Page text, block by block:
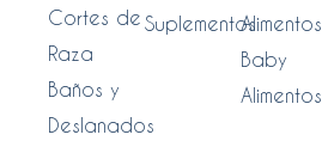
Cortes de
Raza
Baños y
Deslanados
SuplementosAlimentos
Baby
Alimentos